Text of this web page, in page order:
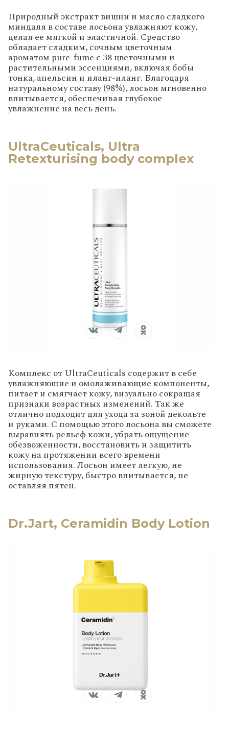
Природный экстракт вишни и масло сладкого
миндаля в составе лосьона увлажняют кожу,
делая ее мягкой и эластичной. Средство
обладает сладким, сочным цветочным
ароматом pure-fume с 38 цветочными и
растительными эссенциями, включая бобы
тонка, апельсин и иланг-иланг. Благодаря
натуральному составу (98%), лосьон мгновенно
впитывается, обеспечивая глубокое
увлажнение на весь день.
UltraCeuticals, Ultra
Retexturising body complex
Комплекс от UltraCeuticals содержит в себе
увлажняющие и омолаживающие компоненты,
питает и смягчает кожу, визуально сокращая
признаки возрастных изменений. Так же
отлично подходит для ухода за зоной декольте
и руками. С помощью этого лосьона вы сможете
выравнять рельеф кожи, убрать ощущение
обезвоженности, восстановить и защитить
кожу на протяжении всего времени
использования. Лосьон имеет легкую, не
жирную текстуру, быстро впитывается, не
оставляя пятен.
Dr.Jart, Ceramidin Body Lotion